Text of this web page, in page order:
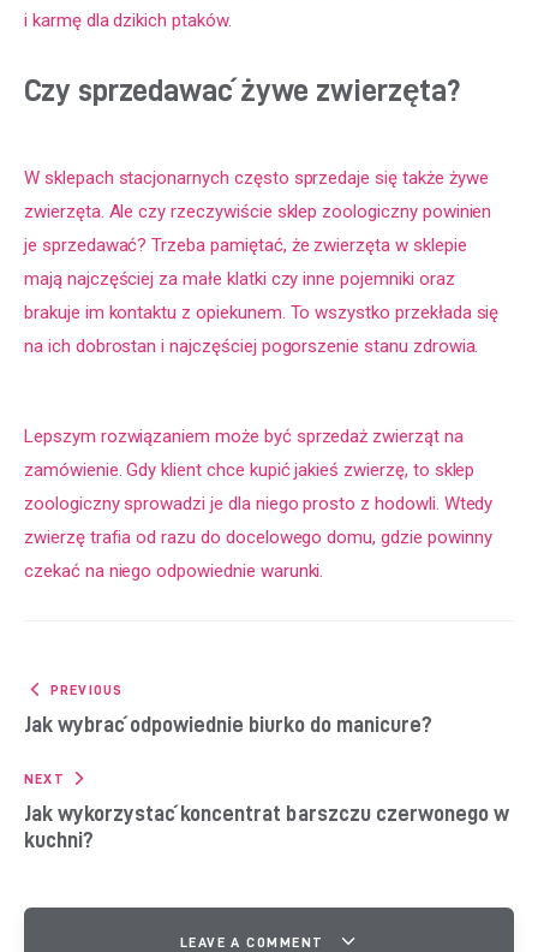
i karmę dla dzikich ptaków.
Czy sprzedawać żywe zwierzęta?
W sklepach stacjonarnych często sprzedaje się także żywe
zwierzęta. Ale czy rzeczywiście sklep zoologiczny powinien
je sprzedawać? Trzeba pamiętać, że zwierzęta w sklepie
mają najczęściej za małe klatki czy inne pojemniki oraz
brakuje im kontaktu z opiekunem. To wszystko przekłada się
na ich dobrostan i najczęściej pogorszenie stanu zdrowia.
Lepszym rozwiązaniem może być sprzedaż zwierząt na
zamówienie. Gdy klient chce kupić jakieś zwierzę, to sklep
zoologiczny sprowadzi je dla niego prosto z hodowli. Wtedy
zwierzę trafia od razu do docelowego domu, gdzie powinny
czekać na niego odpowiednie warunki.
Nawigacja wpisu
PREVIOUS
Jak wybrać odpowiednie biurko do manicure?
NEXT
Jak wykorzystać koncentrat barszczu czerwonego w
kuchni?
LEAVE A COMMENT